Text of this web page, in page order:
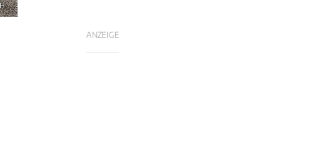
ANZEIGE